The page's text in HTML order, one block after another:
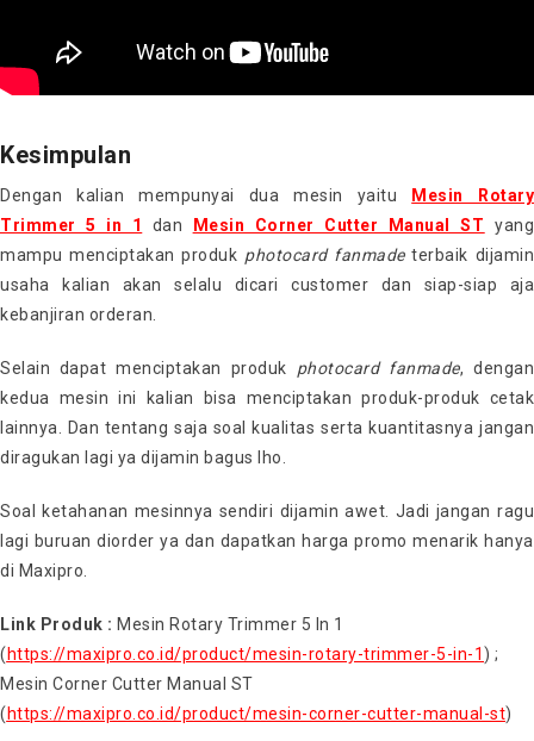
Kesimpulan
Dengan kalian mempunyai dua mesin yaitu
Mesin Rotary
Trimmer 5 in 1
dan Mesin Corner Cutter Manual ST yang
mampu menciptakan produk photocard fanmadeterbaik dijamin
usaha kalian akan selalu dicari customer dan siap-siap aja
kebanjiran orderan.
Selain dapat menciptakan produk photocard fanmade, dengan
kedua mesin ini kalian bisa menciptakan produk-produk cetak
lainnya. Dan tentang saja soal kualitas serta kuantitasnya jangan
diragukan lagi ya dijamin bagus lho.
Soal ketahanan mesinnya sendiri dijamin awet. Jadi jangan ragu
lagi buruan diorder ya dan dapatkan harga promo menarik hanya
di Maxipro.
Link Produk : Mesin Rotary Trimmer 5 In 1
( https://maxipro.co.id/product/mesin-rotary-trimmer-5-in-1 ) ;
Mesin Corner Cutter Manual ST
( https://maxipro.co.id/product/mesin-corner-cutter-manual-st)